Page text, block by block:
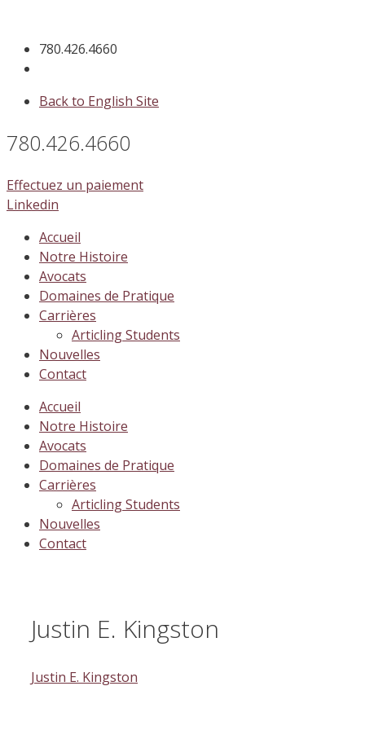
content780.426.4660
Back to English Site
780.426.4660
Effectuez un paiement
Linkedin
Accueil
Notre Histoire
Avocats
Domaines de Pratique
Carrières
Articling Students
Nouvelles
Contact
Accueil
Notre Histoire
Avocats
Domaines de Pratique
Carrières
Articling Students
Nouvelles
Contact
Justin E. Kingston
Justin E. Kingston